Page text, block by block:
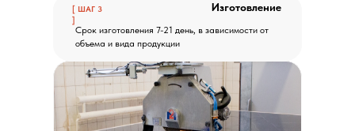
Срок изготовления 7-21 день, в зависимости от
объема и вида продукции
[ ШАГ 3
]
Изготовление